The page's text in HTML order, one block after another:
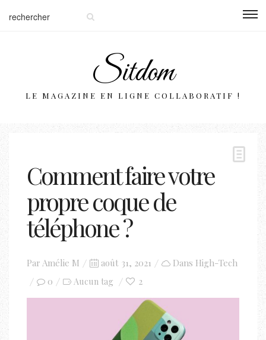
Sitdom
LE MAGAZINE EN LIGNE COLLABORATIF !
Comment faire votre
propre coque de
téléphone ?
Par Amélie M
Posted
on
août 31, 2021 Dans High-Tech
0
Aucun tag 2